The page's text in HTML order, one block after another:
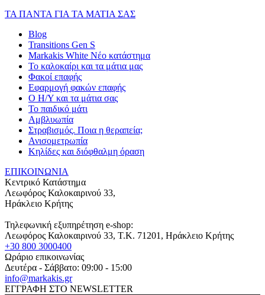
ΤΑ ΠΑΝΤΑ ΓΙΑ ΤΑ ΜΑΤΙΑ ΣΑΣ
Blog
Transitions Gen S
Markakis White Νέο κατάστημα
Το καλοκαίρι και τα μάτια μας
Φακοί επαφής
Εφαρμογή φακών επαφής
Ο Η/Υ και τα μάτια σας
Το παιδικό μάτι
Αμβλυωπία
Στραβισμός. Ποια η θεραπεία;
Ανισομετρωπία
Κηλίδες και διόφθαλμη όραση
ΕΠΙΚΟΙΝΩΝΙΑ
Κεντρικό Κατάστημα
Λεωφόρος Καλοκαιρινού 33,
Ηράκλειο Κρήτης
Τηλεφωνική εξυπηρέτηση e-shop:
Λεωφόρος Καλοκαιρινού 33, T.K. 71201, Ηράκλειο Κρήτης
+30 800 3000400
Ωράριο επικοινωνίας
Δευτέρα - Σάββατο: 09:00 - 15:00
info@markakis.gr
ΕΓΓΡΑΦΗ ΣΤΟ NEWSLETTER